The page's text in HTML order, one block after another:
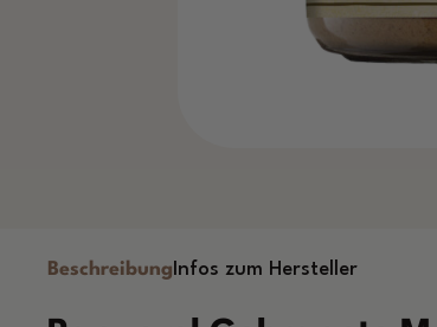
Beschreibung Infos zum Hersteller